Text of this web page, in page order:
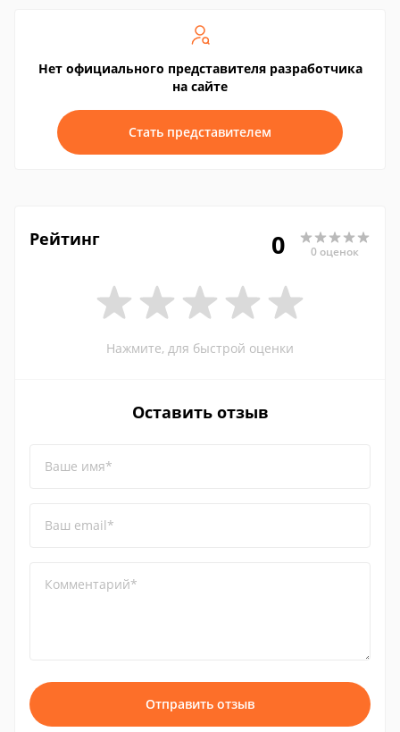
Нет официального представителя разработчика
на сайте
Стать представителем
Рейтинг 0 0 оценок
Нажмите, для быстрой оценки
Оставить отзыв
Ваше имя*
Ваш email*
Комментарий*
Отправить отзыв